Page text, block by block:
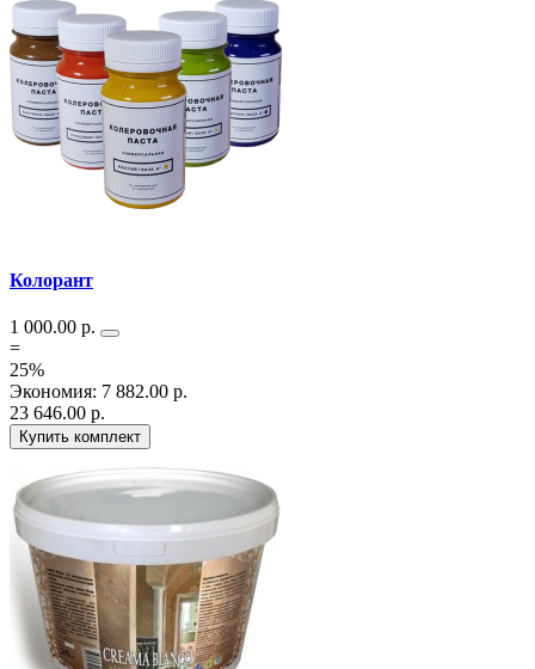
Колорант
1 000.00 р.
=
25%
Экономия: 7 882.00 р.
23 646.00 р.
Купить комплект